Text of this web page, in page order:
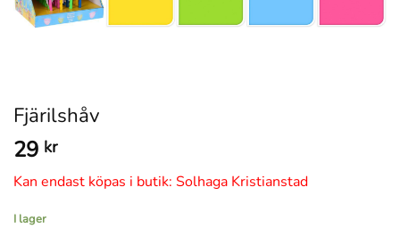
Fjärilshåv
29 kr
Kan endast köpas i butik: Solhaga Kristianstad
I lager